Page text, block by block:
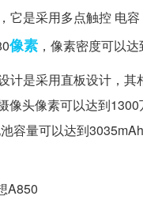
采用多点触控 电容
像素 ，像素密度可以
采用直板设计，其
像头像素可以达到
容量可以达到
A850